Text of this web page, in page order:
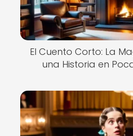
El Cuento Corto: La
una Historia en